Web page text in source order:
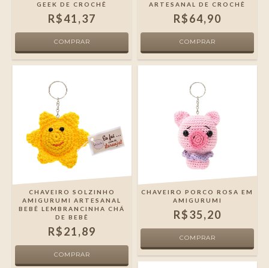
GEEK DE CROCHÊ
R$41,37
ARTESANAL DE CROCHÊ
R$64,90
CHAVEIRO SOLZINHO
AMIGURUMI ARTESANAL
BEBÊ LEMBRANCINHA CHÁ
DE BEBÊ
R$21,89
CHAVEIRO PORCO ROSA EM
AMIGURUMI
R$35,20